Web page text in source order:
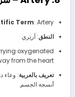
Term: Artery
النطق: آرتِري
oxygenated
from the heart.
تعريف بالعربية: وعاء
أنسجة الجسم.